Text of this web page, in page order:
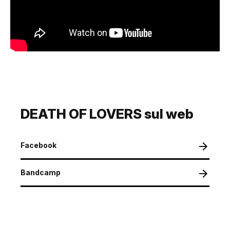
DEATH OF LOVERS sul web
Facebook
Bandcamp